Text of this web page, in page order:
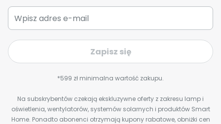
Zapisz się
*599 zł minimalna wartość zakupu.
Na subskrybentów czekają ekskluzywne oferty z zakresu lamp i
oświetlenia, wentylatorów, systemów solarnych i produktów Smart
Home. Ponadto abonenci otrzymają kupony rabatowe, obniżki cen